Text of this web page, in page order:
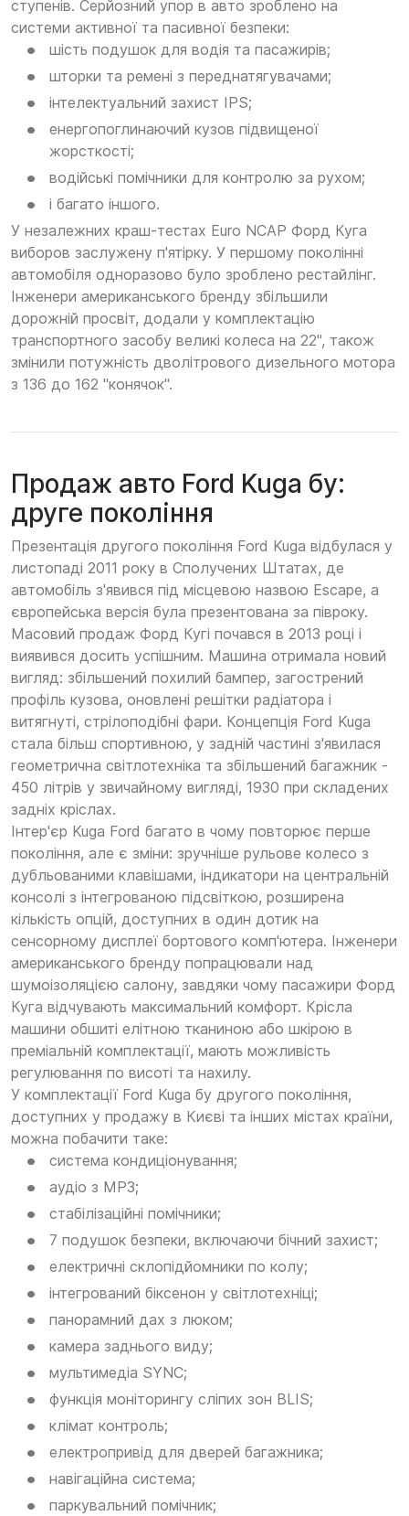
ступенів. Серйозний упор в авто зроблено на
системи активної та пасивної безпеки:
шість подушок для водія та пасажирів;
шторки та ремені з переднатягувачами;
інтелектуальний захист IPS;
енергопоглинаючий кузов підвищеної
жорсткості;
водійські помічники для контролю за рухом;
і багато іншого.
У незалежних краш-тестах Euro NCAP Форд Куга
виборов заслужену п'ятірку. У першому поколінні
автомобіля одноразово було зроблено рестайлінг.
Інженери американського бренду збільшили
дорожній просвіт, додали у комплектацію
транспортного засобу великі колеса на 22", також
змінили потужність дволітрового дизельного мотора
з 136 до 162 "конячок".
Продаж авто Ford Kuga бу:
друге покоління
Презентація другого покоління Ford Kuga відбулася у
листопаді 2011 року в Сполучених Штатах, де
автомобіль з'явився під місцевою назвою Escape, а
європейська версія була презентована за півроку.
Масовий продаж Форд Кугі почався в 2013 році і
виявився досить успішним. Машина отримала новий
вигляд: збільшений похилий бампер, загострений
профіль кузова, оновлені решітки радіатора і
витягнуті, стрілоподібні фари. Концепція Ford Kuga
стала більш спортивною, у задній частині з'явилася
геометрична світлотехніка та збільшений багажник -
450 літрів у звичайному вигляді, 1930 при складених
задніх кріслах.
Інтер'єр Kuga Ford багато в чому повторює перше
покоління, але є зміни: зручніше рульове колесо з
дубльованими клавішами, індикатори на центральній
консолі з інтегрованою підсвіткою, розширена
кількість опцій, доступних в один дотик на
сенсорному дисплеї бортового комп'ютера. Інженери
американського бренду попрацювали над
шумоізоляцією салону, завдяки чому пасажири Форд
Куга відчувають максимальний комфорт. Крісла
машини обшиті елітною тканиною або шкірою в
преміальній комплектації, мають можливість
регулювання по висоті та нахилу.
У комплектації Ford Kuga бу другого покоління,
доступних у продажу в Києві та інших містах країни,
можна побачити таке:
система кондиціонування;
аудіо з MP3;
стабілізаційні помічники;
7 подушок безпеки, включаючи бічний захист;
електричні склопідйомники по колу;
інтегрований біксенон у світлотехніці;
панорамний дах з люком;
камера заднього виду;
мультимедіа SYNC;
функція моніторингу сліпих зон BLIS;
клімат контроль;
електропривід для дверей багажника;
навігаційна система;
паркувальний помічник;